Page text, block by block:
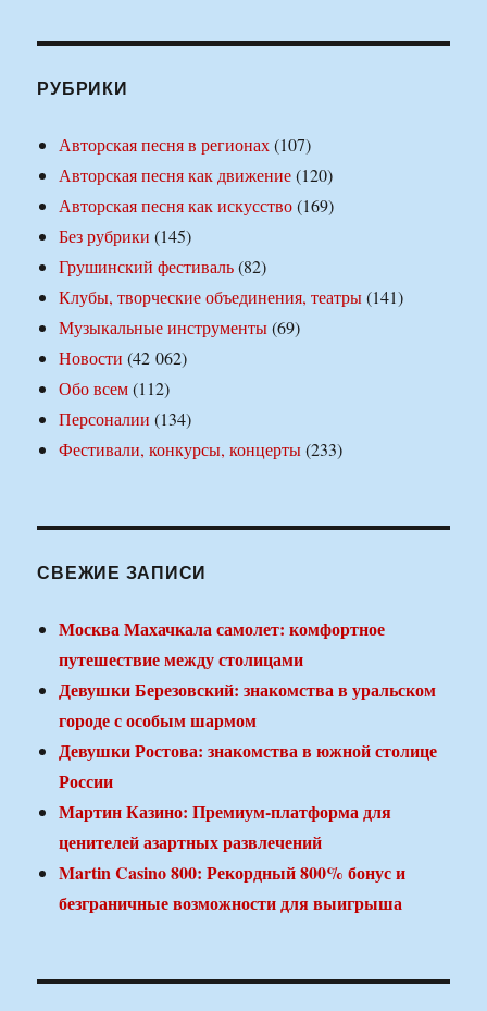
РУБРИКИ
Авторская песня в регионах(107)
Авторская песня как движение(120)
Авторская песня как искусство(169)
Без рубрики (145)
Грушинский фестиваль(82)
Клубы, творческие объединения, театры(141)
Музыкальные инструменты(69)
Новости (42 062)
Обо всем(112)
Персоналии (134)
Фестивали, конкурсы, концерты(233)
СВЕЖИЕ ЗАПИСИ
Москва Махачкала самолет: комфортное
путешествие между столицами
Девушки Березовский: знакомства в уральском
городе с особым шармом
Девушки Ростова: знакомства в южной столице
России
Мартин Казино: Премиум-платформа для
ценителей азартных развлечений
Martin Casino 800: Рекордный 800% бонус и
безграничные возможности для выигрыша